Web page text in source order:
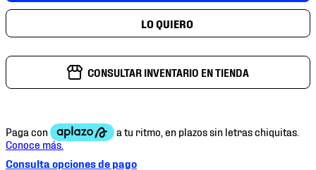
CONSULTAR INVENTARIO EN TIENDA
Consulta opciones de pago